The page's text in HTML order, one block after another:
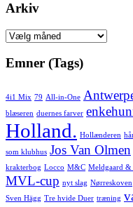
Arkiv
Arkiv
Emner (Tags)
4i1 Mix 79 All-in-One
blæseren duernes farver
Holland. Hollænderen
som klubhus Jos Van Olmen
krakterbog Locco M&C Meldgaard &
MVL-cup nyt slag Nørreskoven
Sven Hägg Tre hvide Duer træning